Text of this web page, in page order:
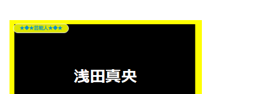
★◆★芸能人★◆★